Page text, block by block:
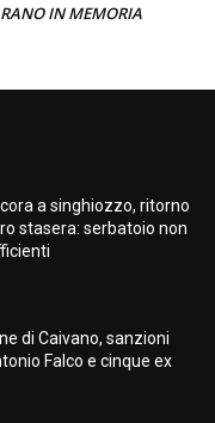
IN MEMORIA
a singhiozzo, ritorno
stasera: serbatoio non
di Caivano, sanzioni
Falco e cinque ex